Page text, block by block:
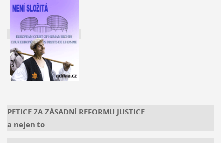
PETICE ZA ZÁSADNÍ REFORMU JUSTICE
a nejen to